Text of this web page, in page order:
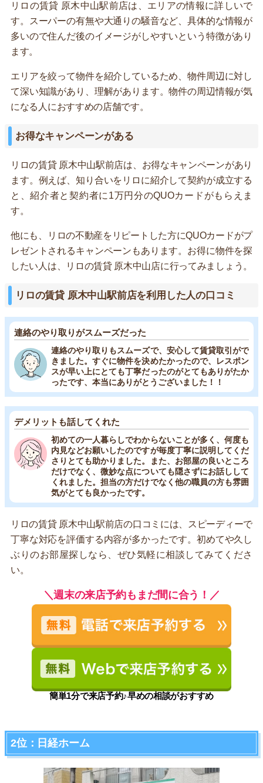
リロの賃貸 原木中山駅前店は、エリアの情報に詳しいで
す。スーパーの有無や大通りの騒音など、具体的な情報が
多いので住んだ後のイメージがしやすいという特徴があり
ます。
エリアを絞って物件を紹介しているため、物件周辺に対し
て深い知識があり、理解があります。物件の周辺情報が気
になる人におすすめの店舗です。
お得なキャンペーンがある
リロの賃貸 原木中山駅前店は、お得なキャンペーンがあり
ます。例えば、知り合いをリロに紹介して契約が成立する
と、紹介者と契約者に1万円分のQUOカードがもらえま
す。
他にも、リロの不動産をリピートした方にQUOカードがプ
レゼントされるキャンペーンもあります。お得に物件を探
したい人は、リロの賃貸 原木中山店に行ってみましょう。
リロの賃貸 原木中山駅前店を利用した人の口コミ
連絡のやり取りがスムーズだった
連絡のやり取りもスムーズで、安心して賃貸取引がで
きました。すぐに物件を決めたかったので、レスポン
スが早い上にとても丁寧だったのがとてもありがたか
ったです、本当にありがとうございました！！
デメリットも話してくれた
初めての一人暮らしでわからないことが多く、何度も
内見などお願いしたのですが毎度丁寧に説明してくだ
さりとても助かりました。また、お部屋の良いところ
だけでなく、微妙な点についても隠さずにお話しして
くれました。担当の方だけでなく他の職員の方も雰囲
気がとても良かったです。
リロの賃貸 原木中山駅前店の口コミには、スピーディーで
丁寧な対応を評価する内容が多かったです。初めてや久し
ぶりのお部屋探しなら、ぜひ気軽に相談してみてくださ
い。
＼週末の来店予約もまだ間に合う！／
簡単1分で来店予約♪早めの相談がおすすめ
2位：日経ホーム